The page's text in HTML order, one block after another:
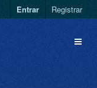
Entrar Registrar